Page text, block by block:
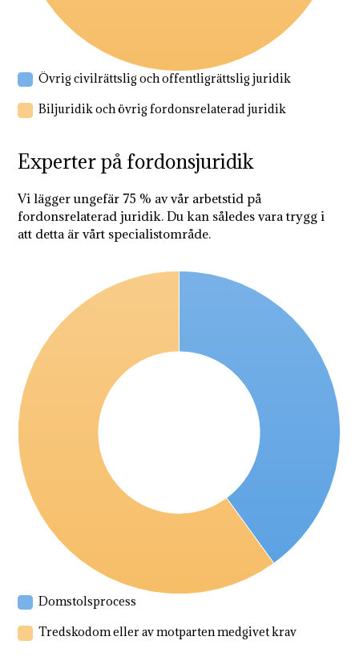
Övrig civilrättslig och offentligrättslig juridik
Biljuridik och övrig fordonsrelaterad juridik
Experter på fordonsjuridik
Vi lägger ungefär 75 % av vår arbetstid på
fordonsrelaterad juridik. Du kan således vara trygg i
att detta är vårt specialistområde.
Domstolsprocess
Tredskodom eller av motparten medgivet krav